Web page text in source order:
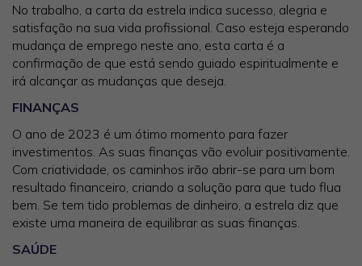
No trabalho, a carta da estrela indica sucesso, alegria e
satisfação na sua vida profissional. Caso esteja esperando
mudança de emprego neste ano, esta carta é a
confirmação de que está sendo guiado espiritualmente e
irá alcançar as mudanças que deseja.
FINANÇAS
O ano de 2023 é um ótimo momento para fazer
investimentos. As suas finanças vão evoluir positivamente.
Com criatividade, os caminhos irão abrir-se para um bom
resultado financeiro, criando a solução para que tudo flua
bem. Se tem tido problemas de dinheiro, a estrela diz que
existe uma maneira de equilibrar as suas finanças.
SAÚDE